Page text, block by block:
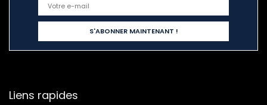
Liens rapides